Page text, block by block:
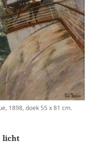
1898, doek 55 x 81 cm.
licht